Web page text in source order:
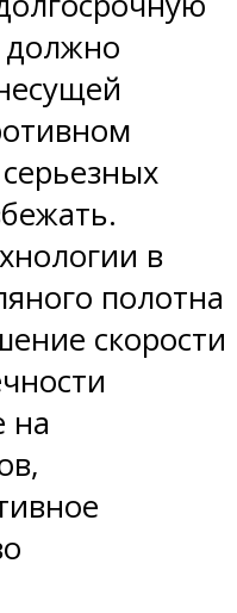
должно
в
полотна
скорости
на